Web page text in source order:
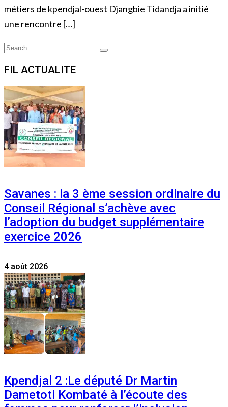
métiers de kpendjal-ouest Djangbie Tidandja a initié
une rencontre […]
Search
Search
FIL ACTUALITE
Savanes : la 3 ème session ordinaire du
Conseil Régional s’achève avec
l’adoption du budget supplémentaire
exercice 2026
4 août 2026
Kpendjal 2 :Le député Dr Martin
Dametoti Kombaté à l’écoute des